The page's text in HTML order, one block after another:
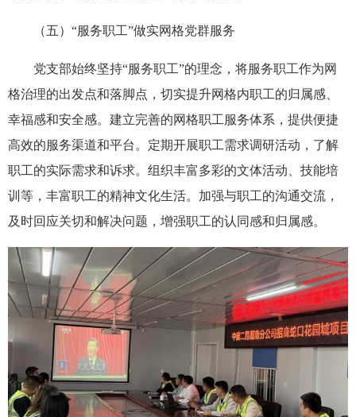
（五）“服务职工”做实网格党群服务
党支部始终坚持“服务职工”的理念，将服务职工作为网
格治理的出发点和落脚点，切实提升网格内职工的归属感、
幸福感和安全感。建立完善的网格职工服务体系，提供便捷
高效的服务渠道和平台。定期开展职工需求调研活动，了解
职工的实际需求和诉求。组织丰富多彩的文体活动、技能培
训等，丰富职工的精神文化生活。加强与职工的沟通交流，
及时回应关切和解决问题，增强职工的认同感和归属感。